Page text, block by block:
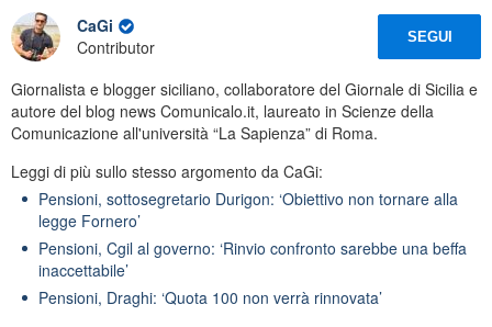
CaGi
Contributor
SEGUI
Giornalista e blogger siciliano, collaboratore del Giornale di Sicilia e
autore del blog news Comunicalo.it, laureato in Scienze della
Comunicazione all'università “La Sapienza” di Roma.
Leggi di più sullo stesso argomento da CaGi:
Pensioni, sottosegretario Durigon: ‘Obiettivo non tornare alla
legge Fornero’
Pensioni, Cgil al governo: ‘Rinvio confronto sarebbe una beffa
inaccettabile’
Pensioni, Draghi: ‘Quota 100 non verrà rinnovata’